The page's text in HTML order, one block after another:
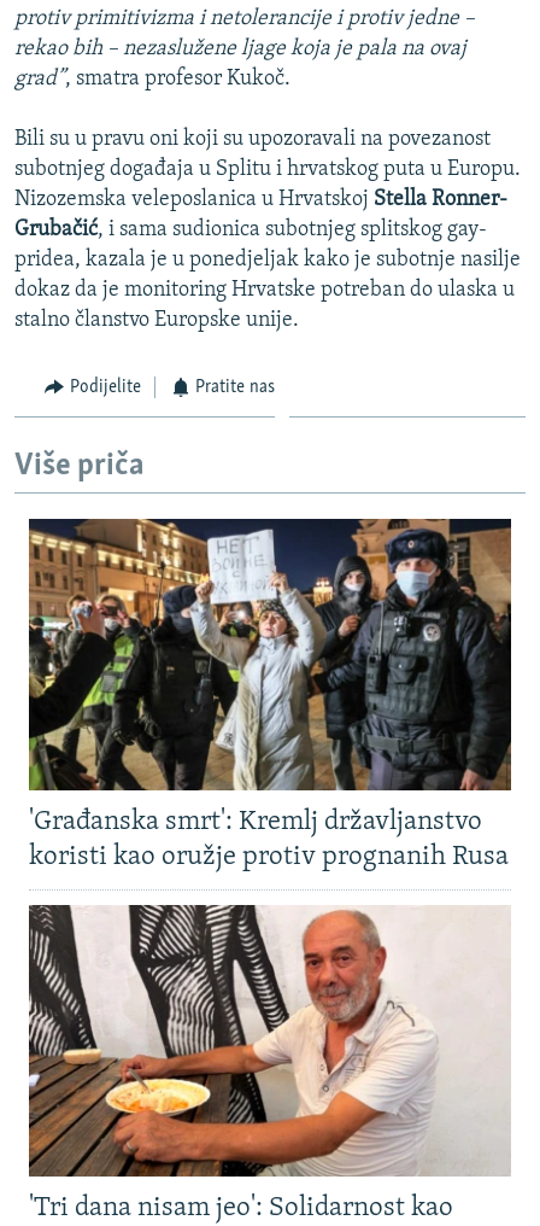
protiv primitivizma i netolerancije i protiv jedne –
rekao bih – nezaslužene ljage koja je pala na ovaj
grad”, smatra profesor Kukoč.
Bili su u pravu oni koji su upozoravali na povezanost
subotnjeg događaja u Splitu i hrvatskog puta u Europu.
Nizozemska veleposlanica u Hrvatskoj Stella Ronner-
Grubačić, i sama sudionica subotnjeg splitskog gay-
pridea, kazala je u ponedjeljak kako je subotnje nasilje
dokaz da je monitoring Hrvatske potreban do ulaska u
stalno članstvo Europske unije.
Podijelite Pratite nas
Više priča
'Građanska smrt': Kremlj državljanstvo
koristi kao oružje protiv prognanih Rusa
'Tri dana nisam jeo': Solidarnost kao